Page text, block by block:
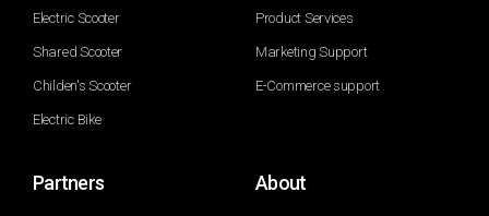
Electric Scooter
Shared Scooter
Childen's Scooter
Electric Bike
Product Services
Marketing Support
E-Commerce support
Partners About